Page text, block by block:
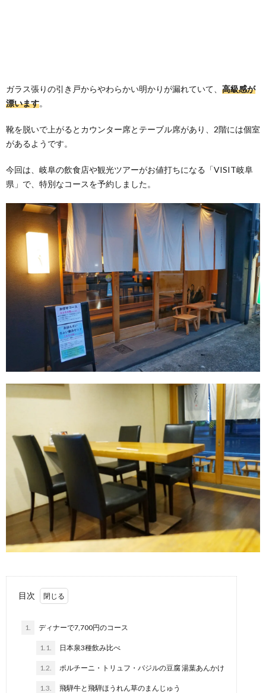
ガラス張りの引き戸からやわらかい明かりが漏れていて、 高級感が
漂います。
靴を脱いで上がるとカウンター席とテーブル席があり、2階には個室
があるようです。
今回は、岐阜の飲食店や観光ツアーがお値打ちになる「VISIT岐阜
県」で、特別なコースを予約しました。
目次
1. ディナーで7,700円のコース
1.1. 日本泉3種飲み比べ
1.2. ポルチーニ・トリュフ・バジルの豆腐 湯葉あんかけ
1.3. 飛騨牛と飛騨ほうれん草のまんじゅう